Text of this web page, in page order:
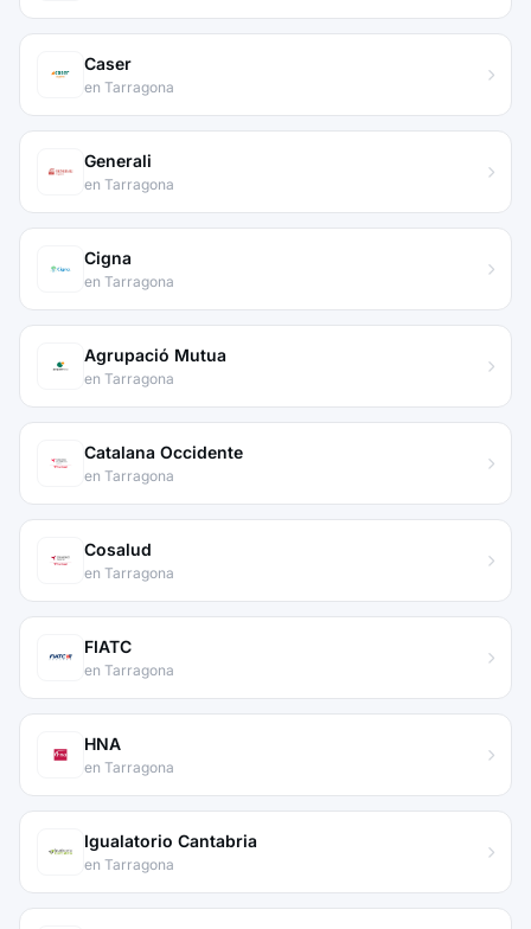
Caser
en Tarragona
Generali
en Tarragona
Cigna
en Tarragona
Agrupació Mutua
en Tarragona
Catalana Occidente
en Tarragona
Cosalud
en Tarragona
FIATC
en Tarragona
HNA
en Tarragona
Igualatorio Cantabria
en Tarragona